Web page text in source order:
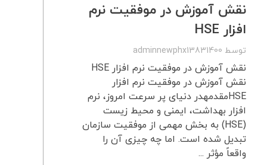
نقش آموزش در موفقیت نرم
افزار HSE
توسط adminnewphx13831400
نقش آموزش در موفقیت نرم افزار HSE
نقش آموزش در موفقیت نرم افزار
HSEمقدمهدر دنیای پر سرعت امروز، نرم
افزار بهداشت، ایمنی و محیط زیست
(HSE) به بخش مهمی از موفقیت سازمان
تبدیل شده است. اما چه چیزی آن را
واقعاً مؤثر ...